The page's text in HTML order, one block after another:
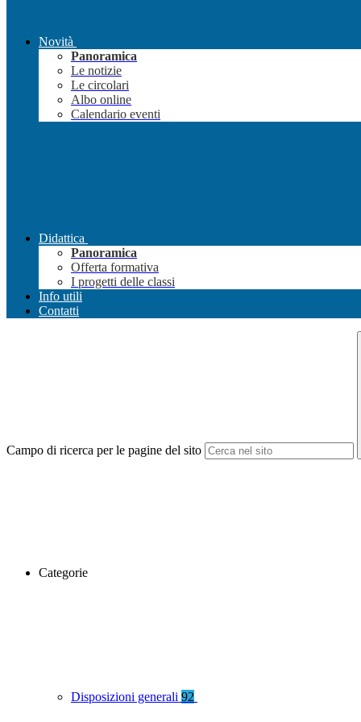
Novità
Panoramica
Le notizie
Le circolari
Albo online
Calendario eventi
Didattica
Panoramica
Offerta formativa
I progetti delle classi
Info utili
Contatti
Campo di ricerca per le pagine del sito
Categorie
Disposizioni generali 92